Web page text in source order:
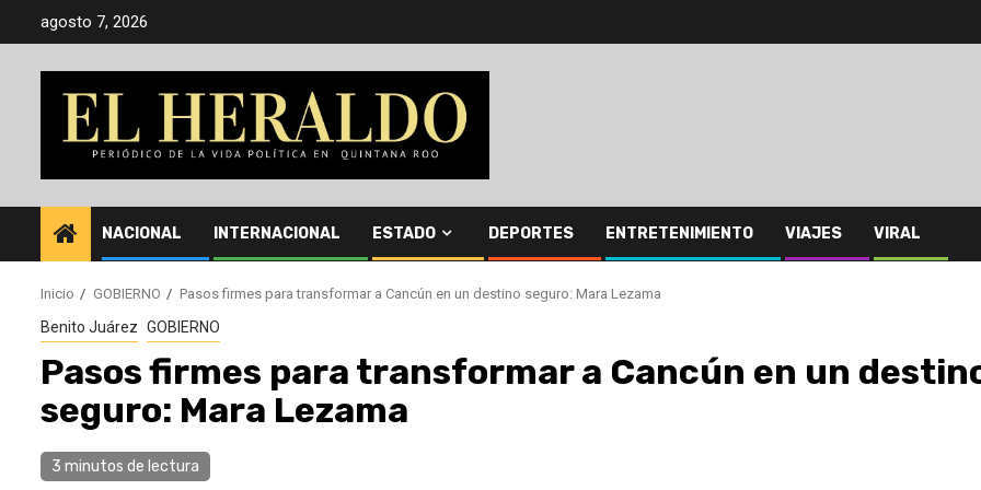
agosto 7, 2026
NACIONAL INTERNACIONAL ESTADO DEPORTES ENTRETENIMIENTO VIAJES VIRAL
Inicio GOBIERNO Pasos firmes para transformar a Cancún en un destino seguro: Mara Lezama
Benito Juárez GOBIERNO
Pasos firmes para transformar a Cancún en un
seguro: Mara Lezama
3 minutos de lectura